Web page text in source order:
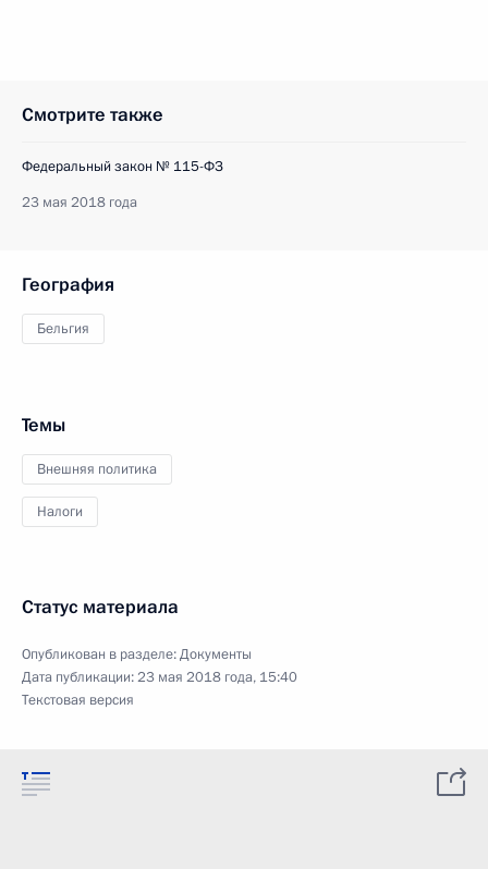
Смотрите также
Федеральный закон № 115-ФЗ
23 мая 2018 года
География
Бельгия
Темы
Внешняя политика
Налоги
Статус материала
Опубликован в разделе:Документы
Дата публикации:23 мая 2018 года, 15:40
Текстовая версия